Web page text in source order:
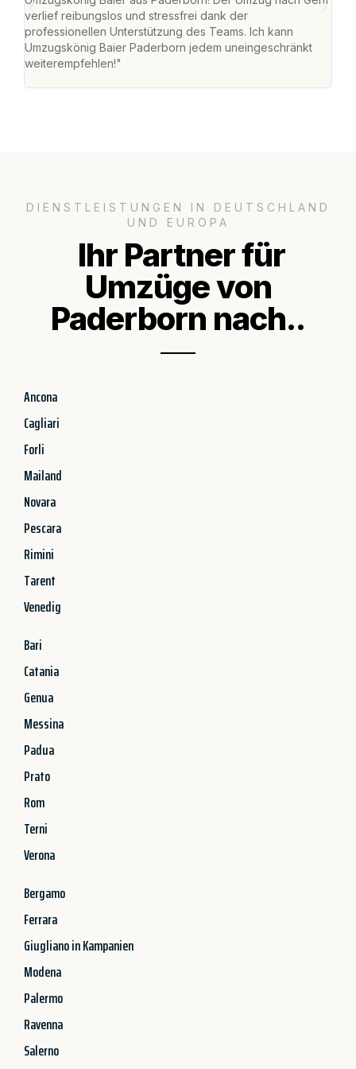
verlief reibungslos und stressfrei dank der
professionellen Unterstützung des Teams. Ich kann
Umzugskönig Baier Paderborn jedem uneingeschränkt
weiterempfehlen!"
DIENSTLEISTUNGEN IN DEUTSCHLAND
UND EUROPA
Ihr Partner für
Umzüge von
Paderborn nach..
Ancona
Cagliari
Forli
Mailand
Novara
Pescara
Rimini
Tarent
Venedig
Bari
Catania
Genua
Messina
Padua
Prato
Rom
Terni
Verona
Bergamo
Ferrara
Giugliano in Kampanien
Modena
Palermo
Ravenna
Salerno